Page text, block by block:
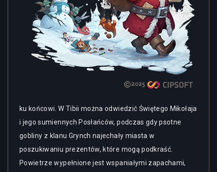
ku końcowi. W Tibii można odwiedzić Świętego Mikołaja
i jego sumiennych Posłańców, podczas gdy psotne
gobliny z klanu Grynch najechały miasta w
poszukiwaniu prezentów, które mogą podkraść.
Powietrze wypełnione jest wspaniałymi zapachami,